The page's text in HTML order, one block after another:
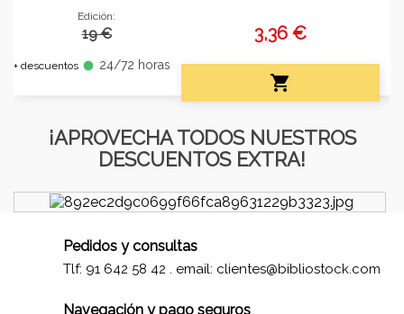
Edición:
19 €
+ descuentos fiber_manual_record 24/72 horas
3,36 €

¡APROVECHA TODOS NUESTROS
DESCUENTOS EXTRA!
Pedidos y consultas
Tlf: 91 642 58 42 . email: clientes@bibliostock.com
Navegación y pago seguros